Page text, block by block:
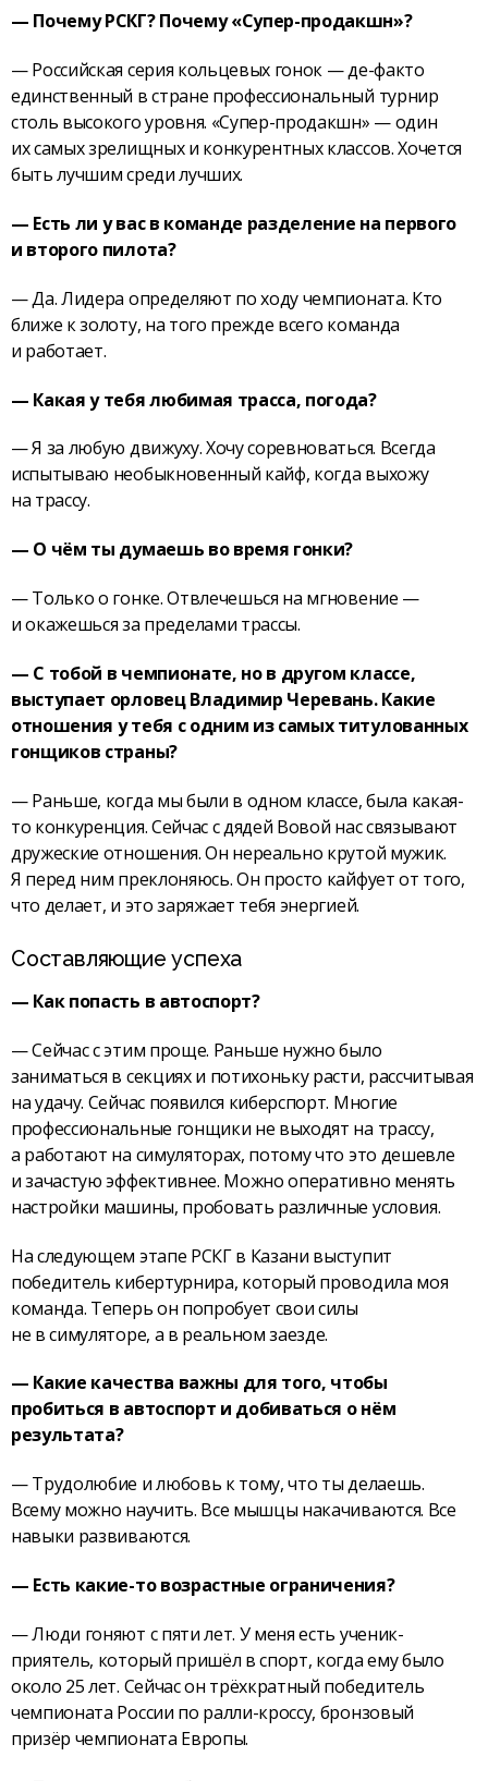
— Почему РСКГ? Почему «Супер-продакшн»?
— Российская серия кольцевых гонок — де-факто
единственный в стране профессиональный турнир
столь высокого уровня. «Супер-продакшн» — один
их самых зрелищных и конкурентных классов. Хочется
быть лучшим среди лучших.
— Есть ли у вас в команде разделение на первого
и второго пилота?
— Да. Лидера определяют по ходу чемпионата. Кто
ближе к золоту, на того прежде всего команда
и работает.
— Какая у тебя любимая трасса, погода?
— Я за любую движуху. Хочу соревноваться. Всегда
испытываю необыкновенный кайф, когда выхожу
на трассу.
— О чём ты думаешь во время гонки?
— Только о гонке. Отвлечешься на мгновение —
и окажешься за пределами трассы.
— С тобой в чемпионате, но в другом классе,
выступает орловец Владимир Черевань. Какие
отношения у тебя с одним из самых титулованных
гонщиков страны?
— Раньше, когда мы были в одном классе, была какая-
то конкуренция. Сейчас с дядей Вовой нас связывают
дружеские отношения. Он нереально крутой мужик.
Я перед ним преклоняюсь. Он просто кайфует от того,
что делает, и это заряжает тебя энергией.
Составляющие успеха
— Как попасть в автоспорт?
— Сейчас с этим проще. Раньше нужно было
заниматься в секциях и потихоньку расти, рассчитывая
на удачу. Сейчас появился киберспорт. Многие
профессиональные гонщики не выходят на трассу,
а работают на симуляторах, потому что это дешевле
и зачастую эффективнее. Можно оперативно менять
настройки машины, пробовать различные условия.
На следующем этапе РСКГ в Казани выступит
победитель кибертурнира, который проводила моя
команда. Теперь он попробует свои силы
не в симуляторе, а в реальном заезде.
— Какие качества важны для того, чтобы
пробиться в автоспорт и добиваться о нём
результата?
— Трудолюбие и любовь к тому, что ты делаешь.
Всему можно научить. Все мышцы накачиваются. Все
навыки развиваются.
— Есть какие-то возрастные ограничения?
— Люди гоняют с пяти лет. У меня есть ученик-
приятель, который пришёл в спорт, когда ему было
около 25 лет. Сейчас он трёхкратный победитель
чемпионата России по ралли-кроссу, бронзовый
призёр чемпионата Европы.